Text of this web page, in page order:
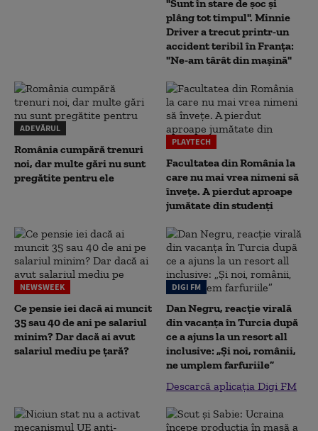
"Sunt în stare de șoc și
plâng tot timpul". Minnie
Driver a trecut printr-un
accident teribil în Franța:
"Ne-am târât din mașină"
ADEVĂRUL
România cumpără trenuri
noi, dar multe gări nu sunt
pregătite pentru ele
PLAYTECH
Facultatea din România la
care nu mai vrea nimeni să
înveţe. A pierdut aproape
jumătate din studenţi
NEWSWEEK
Ce pensie iei dacă ai muncit
35 sau 40 de ani pe salariul
minim? Dar dacă ai avut
salariul mediu pe țară?
DIGI FM
Dan Negru, reacție virală
din vacanța în Turcia după
ce a ajuns la un resort all
inclusive: „Și noi, românii,
ne umplem farfuriile”
Descarcă aplicația Digi FM